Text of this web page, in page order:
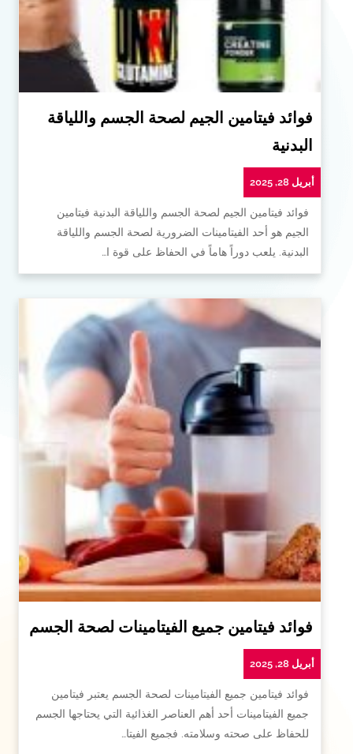
فوائد فيتامين الجيم لصحة الجسم واللياقة
البدنية
أبريل 28, 2025
فوائد فيتامين الجيم لصحة الجسم واللياقة البدنية فيتامين
الجيم هو أحد الفيتامينات الضرورية لصحة الجسم واللياقة
البدنية. يلعب دوراً هاماً في الحفاظ على قوة ا…
فوائد فيتامين جميع الفيتامينات لصحة الجسم
أبريل 28, 2025
فوائد فيتامين جميع الفيتامينات لصحة الجسم يعتبر فيتامين
جميع الفيتامينات أحد أهم العناصر الغذائية التي يحتاجها الجسم
للحفاظ على صحته وسلامته. فجميع الفيتا…